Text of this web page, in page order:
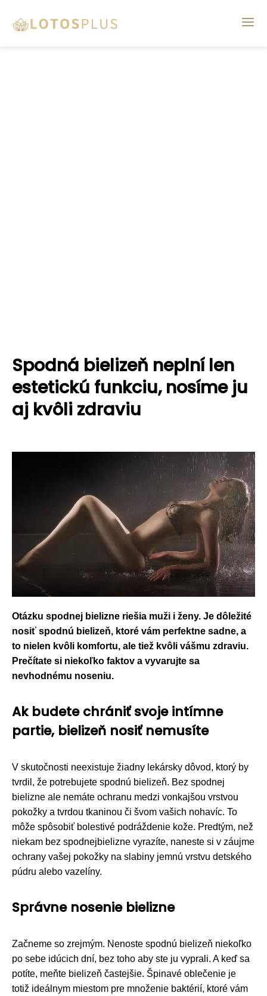
Spodná bielizeň neplní len
estetickú funkciu, nosíme ju
aj kvôli zdraviu
Otázku spodnej bielizne riešia muži i ženy. Je dôležité
nosiť spodnú bielizeň, ktoré vám perfektne sadne, a
to nielen kvôli komfortu, ale tiež kvôli vášmu zdraviu.
Prečítate si niekoľko faktov a vyvarujte sa
nevhodnému noseniu.
Ak budete chrániť svoje intímne
partie, bielizeň nosiť nemusíte
V skutočnosti neexistuje žiadny lekársky dôvod, ktorý by
tvrdil, že potrebujete spodnú bielizeň. Bez spodnej
bielizne ale nemáte ochranu medzi vonkajšou vrstvou
pokožky a tvrdou tkaninou či švom vašich nohavíc. To
môže spôsobiť bolestivé podráždenie kože. Predtým, než
niekam bez spodnejbielizne vyrazíte, naneste si v záujme
ochrany vašej pokožky na slabiny jemnú vrstvu detského
púdru alebo vazelíny.
Správne nosenie bielizne
Začneme so zrejmým. Nenoste spodnú bielizeň niekoľko
po sebe idúcich dní, bez toho aby ste ju vyprali. A keď sa
potíte, meňte bielizeň častejšie. Špinavé oblečenie je
totiž ideálnym miestom pre množenie baktérií, ktoré vám